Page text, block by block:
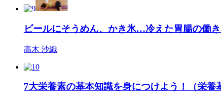
ビールにそうめん、かき氷…冷えた胃腸の働
高木 沙織
7大栄養素の基本知識を身につけよう！（栄養